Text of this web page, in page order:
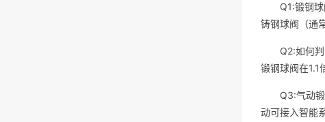
Q1:锻钢
铸钢球阀（通
Q2:如何
锻钢球阀在1.1
Q3:气动
动可接入智能